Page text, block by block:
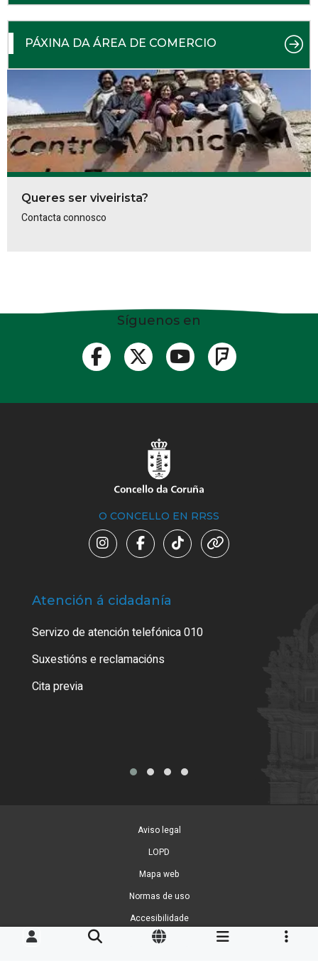
PÁXINA DA ÁREA DE COMERCIO
Queres ser viveirista?
Contacta connosco
Síguenos en
O CONCELLO EN RRSS
Atención á cidadanía
Servizo de atención telefónica 010
Suxestións e reclamacións
Cita previa
Aviso legal
LOPD
Mapa web
Normas de uso
Accesibilidade
Xestión de cookies